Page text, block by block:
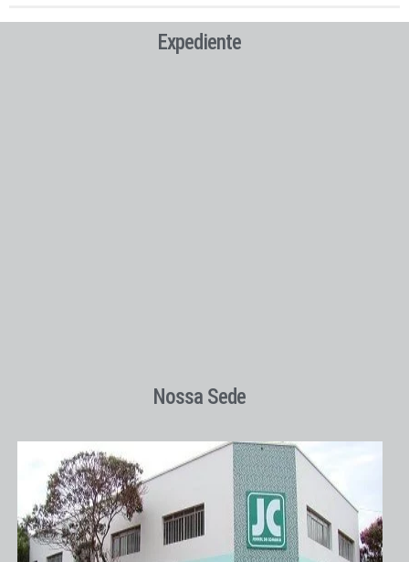
Expediente
Nossa Sede